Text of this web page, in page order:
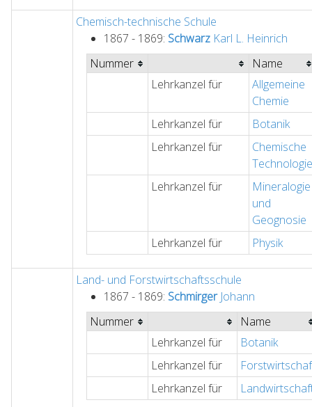
Chemisch-technische Schule
1867 - 1869: Schwarz Karl L. Heinrich
Nummer
Name
Lehrkanzel für
Allgemeine
Chemie
Lehrkanzel für
Botanik
Lehrkanzel für
Chemische
Technologie
Lehrkanzel für
Mineralogie
und
Geognosie
Lehrkanzel für
Physik
Land- und Forstwirtschaftsschule
1867 - 1869: SchmirgerJohann
Nummer
Name
Lehrkanzel für
Botanik
Lehrkanzel für
Lehrkanzel für